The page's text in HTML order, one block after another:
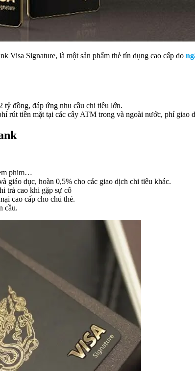
Visa Signature, là một sản phẩm thẻ tín dụng cao cấp do
tỷ đồng, đáp ứng nhu cầu chi tiêu lớn.
rút tiền mặt tại các cây ATM trong và ngoài nước, phí giao
phim…
giáo dục, hoàn 0,5% cho các giao dịch chi tiêu khác.
trả cao khi gặp sự cô
cao cấp cho chủ thẻ.
cầu.